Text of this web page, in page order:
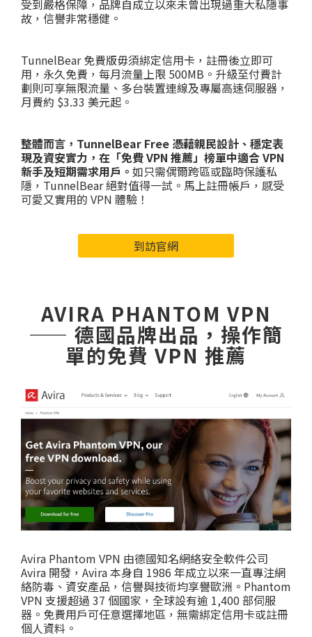
受到嚴格保障，品牌自成立以來未曾出現過重大私隱事
故，信譽非常穩健。
TunnelBear 免費版毋須綁定信用卡，註冊後立即可
用，永久免費，每月流量上限 500MB。升級至付費計
劃則可享無限流量、多台裝置連線及專屬高速伺服器，
月費約 $3.33 美元起。
整體而言，TunnelBear Free 憑藉親民設計、穩定表
現及資安實力，在「免費 VPN 推薦」榜單中適合 VPN
新手及短期需求用戶。 如只需偶爾跨區或臨時保護私
隱，TunnelBear 絕對值得一試。馬上註冊帳戶，感受
可愛又實用的 VPN 體驗！
到訪官網
AVIRA PHANTOM VPN
—— 德國品牌出品，操作簡
單的免費 VPN 推薦
Avira Phantom VPN 由德國知名網絡安全軟件公司
Avira 開發，Avira 本身自 1986 年成立以來一直專注網
絡防毒、資安產品，信譽與技術均享譽歐洲。Phantom
VPN 支援超過 37 個國家，全球設有逾 1,400 部伺服
器。免費用戶可任意選擇地區，無需綁定信用卡或註冊
個人資料。